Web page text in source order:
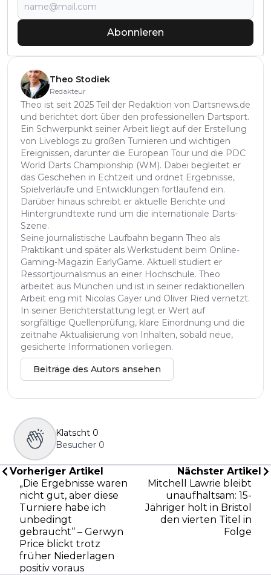
Abonnieren
Theo Stodiek
Redakteur
Theo ist seit 2025 Teil der Redaktion von Dartsnews.de
und berichtet dort über den professionellen Dartsport.
Ein Schwerpunkt seiner Arbeit liegt auf der Erstellung
von Liveblogs zu großen Turnieren und wichtigen
Ereignissen, darunter die European Tour und die PDC
World Darts Championship (WM). Dabei begleitet er
das Geschehen in Echtzeit und ordnet Ergebnisse,
Spielverläufe und Entwicklungen fortlaufend ein.
Darüber hinaus schreibt er aktuelle Berichte und
Hintergrundtexte rund um die internationale Darts-
Szene.
Seine journalistische Laufbahn begann Theo als
Praktikant und später als Werkstudent beim Online-
Gaming-Magazin EarlyGame. Aktuell studiert er
Ressortjournalismus an einer Hochschule. Theo
arbeitet aus München und ist in seiner redaktionellen
Arbeit eng mit Nicolas Gayer und Oliver Ried vernetzt.
In seiner Berichterstattung legt er Wert auf
sorgfältige Quellenprüfung, klare Einordnung und die
zeitnahe Aktualisierung von Inhalten, sobald neue,
gesicherte Informationen vorliegen.
Beiträge des Autors ansehen
Klatscht 0
Besucher 0
Vorheriger Artikel
„Die Ergebnisse waren
nicht gut, aber diese
Turniere habe ich
unbedingt
gebraucht“ – Gerwyn
Price blickt trotz
früher Niederlagen
positiv voraus
Nächster Artikel
Mitchell Lawrie bleibt
unaufhaltsam: 15-
Jähriger holt in Bristol
den vierten Titel in
Folge